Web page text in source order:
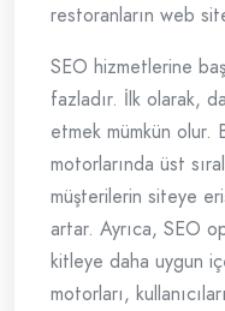
restoranların web
SEO hizmetlerine
fazladır. İlk olarak,
etmek mümkün olur.
motorlarında üst
müşterilerin siteye
artar. Ayrıca, SEO
kitleye daha uygun
motorları,